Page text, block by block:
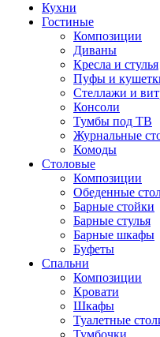
Кухни
Гостиные
Композиции
Диваны
Кресла и стулья
Пуфы и
Стеллажи и
Консоли
Тумбы под ТВ
Журнальные
Комоды
Столовые
Композиции
Обеденные
Барные стойки
Барные стулья
Барные шкафы
Буфеты
Спальни
Композиции
Кровати
Шкафы
Туалетные
Тумбочки